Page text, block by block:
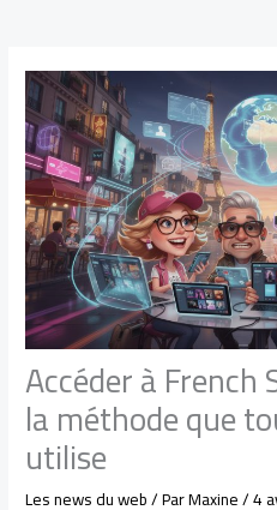
Accéder à
la méthode que
utilise
Les news du web/ ParMaxine/4